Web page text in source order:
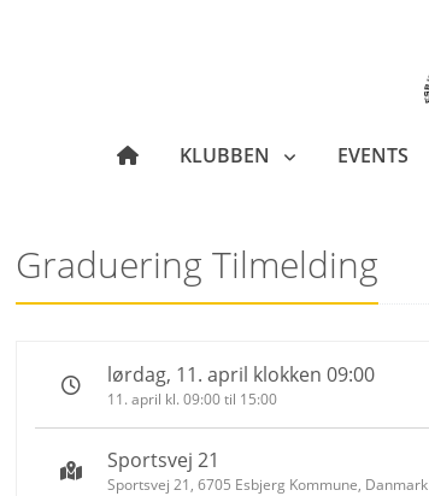
KLUBBEN EVENTS
Graduering Tilmelding
lørdag, 11. april klokken 09:00
11. april kl. 09:00 til 15:00
Sportsvej 21
Sportsvej 21, 6705 Esbjerg Kommune, Danmark